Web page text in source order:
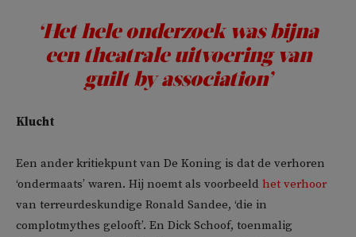
‘Het hele onderzoek was bijna
een theatrale uitvoering van
guilt by association’
Klucht
Een ander kritiekpunt van De Koning is dat de verhoren
‘ondermaats’ waren. Hij noemt als voorbeeld het verhoor
van terreurdeskundige Ronald Sandee, ‘die in
complotmythes gelooft’. En Dick Schoof, toenmalig